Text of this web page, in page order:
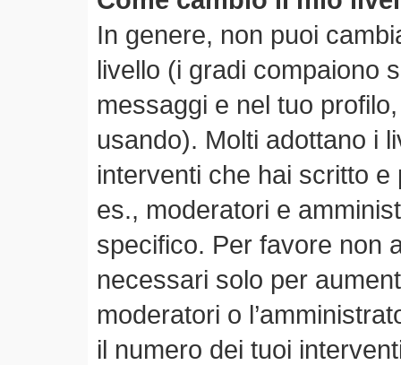
In genere, non puoi
livello (i gradi compaiono
messaggi e nel tuo
usando). Molti adottano i
interventi che hai scritto
es., moderatori e
specifico. Per favore non
necessari solo per
moderatori o
il numero dei tuoi